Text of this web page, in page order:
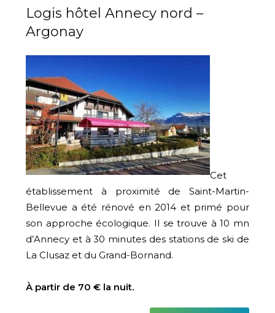
Logis hôtel Annecy nord –
Argonay
Cet
établissement à proximité de Saint-Martin-
Bellevue a été rénové en 2014 et primé pour
son approche écologique. Il se trouve à 10 mn
d’Annecy et à 30 minutes des stations de ski de
La Clusaz et du Grand-Bornand.
À partir de 70 € la nuit.